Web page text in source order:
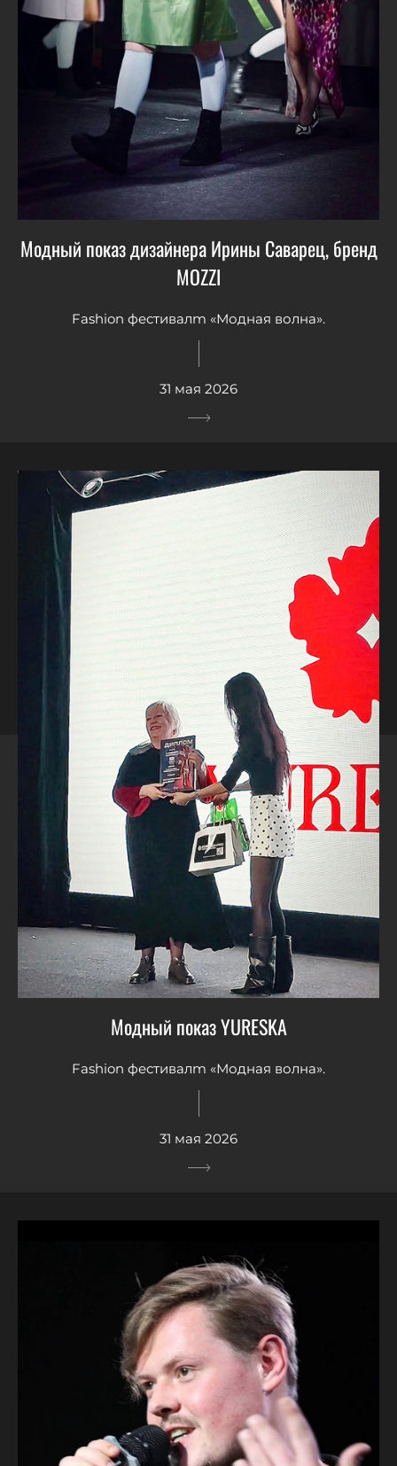
Модный показ дизайнера Ирины Саварец, бренд
MOZZI
Fashion фестивалm «Модная волна».
31 мая 2026
Модный показ YURESKA
Fashion фестивалm «Модная волна».
31 мая 2026